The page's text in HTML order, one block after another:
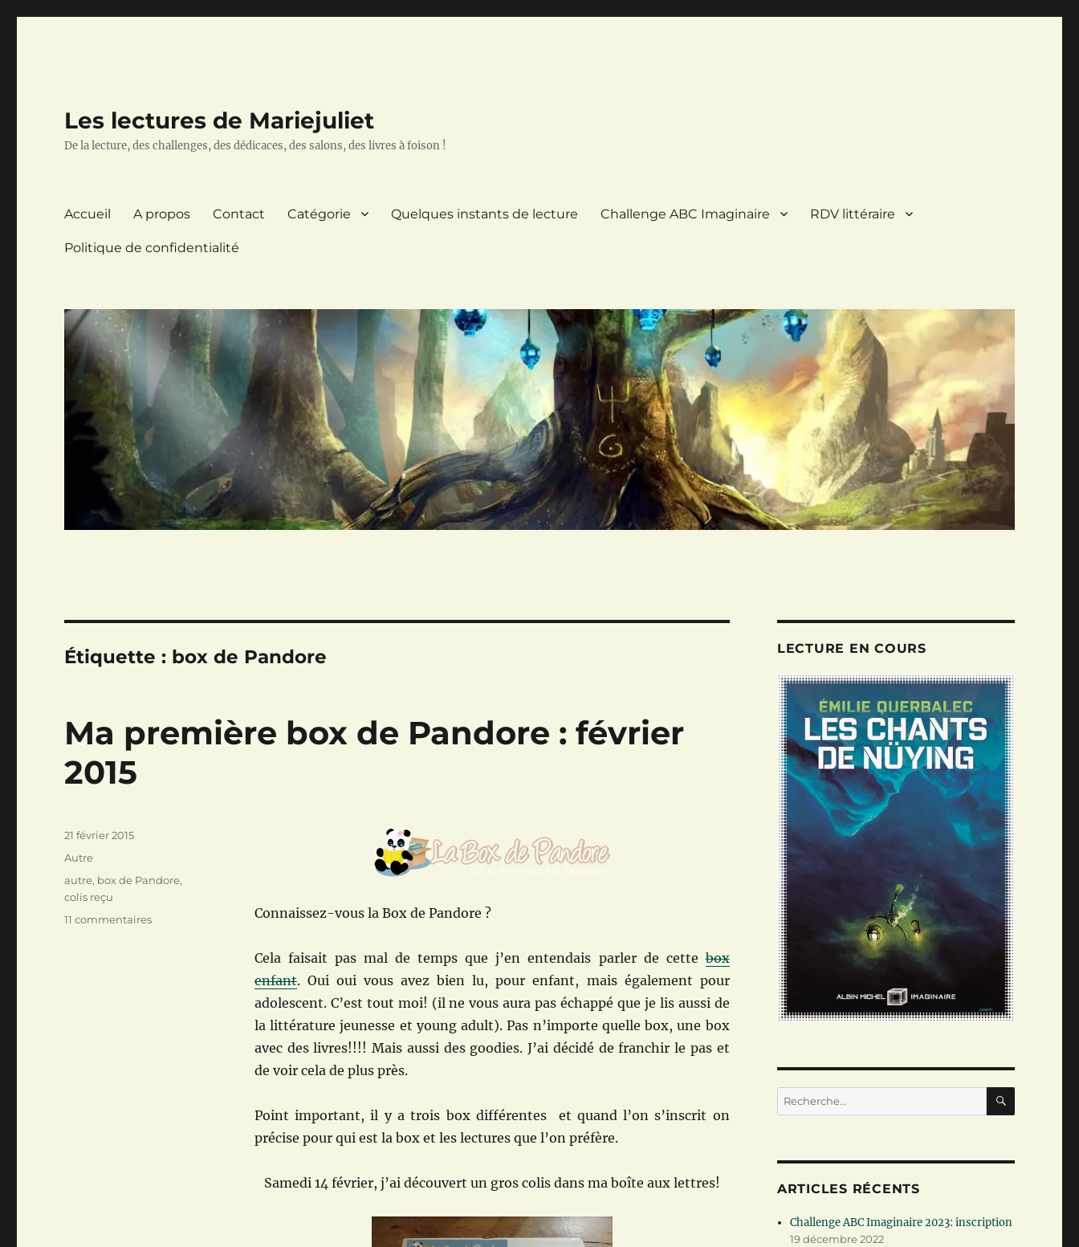
Les lectures de Mariejuliet
De la lecture, des challenges, des dédicaces, des salons, des livres à foison !
Accueil A propos Contact Catégorie Quelques instants de lecture Challenge ABC Imaginaire RDV littéraire
Politique de confidentialité
Étiquette : box de Pandore
Ma première box de Pandore : février
2015
Connaissez-vous la Box de Pandore ?
Cela faisait pas mal de temps que j’en entendais parler de cettebox
enfant. Oui oui vous avez bien lu, pour enfant, mais également pour
adolescent. C’est tout moi! (il ne vous aura pas échappé que je lis aussi de
la littérature jeunesse et young adult). Pas n’importe quelle box, une box
avec des livres!!!! Mais aussi des goodies. J’ai décidé de franchir le pas et
de voir cela de plus près.
Point important, il y a trois box différentes et quand l’on s’inscrit on
précise pour qui est la box et les lectures que l’on préfère.
Samedi 14 février, j’ai découvert un gros colis dans ma boîte aux lettres!
Publié
21 février 2015
Catégories
Autre
Étiquettes
autre, box de Pandore,
colis reçu
11 commentairessur
LECTURE EN COURS
Recherche
pour :
ARTICLES RÉCENTS
Challenge ABC Imaginaire 2023: inscription
19 décembre 2022